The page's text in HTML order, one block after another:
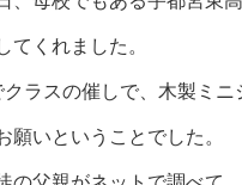
くれました。
ラスの催しで、木製ミ
願いということでした。